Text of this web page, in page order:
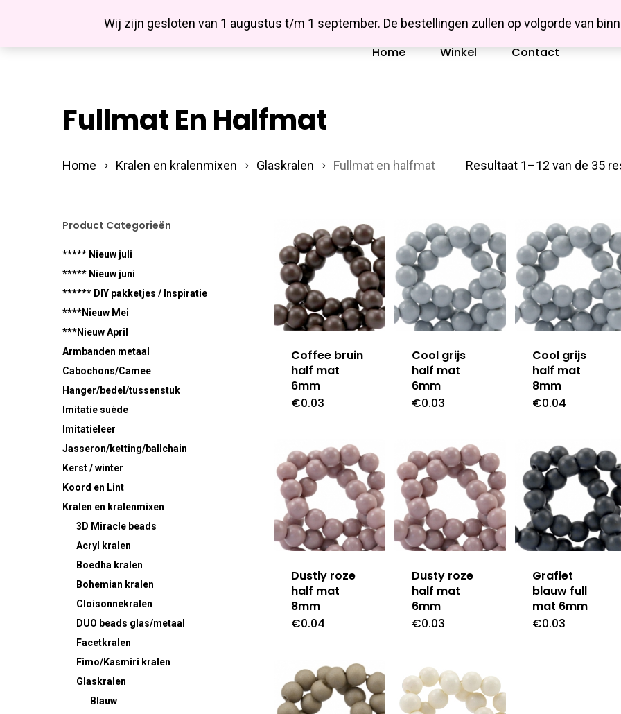
Wij zijn gesloten van 1 augustus t/m 1 september. De bestellingen zullen op volgorde van
Hit enter to search or ESC to close
Missbluesieraden
Facebook
Home Winkel Contact
Fullmat En Halfmat
Resultaat 1–12 van de 35
Home Kralen en kralenmixen Glaskralen Fullmat en halfmat
Product Categorieën
***** Nieuw juli
***** Nieuw juni
****** DIY pakketjes / Inspiratie
****Nieuw Mei
***Nieuw April
Armbanden metaal
Cabochons/Camee
Hanger/bedel/tussenstuk
Imitatie suède
Imitatieleer
Jasseron/ketting/ballchain
Kerst / winter
Koord en Lint
Kralen en kralenmixen
3D Miracle beads
Acryl kralen
Boedha kralen
Bohemian kralen
Cloisonnekralen
DUO beads glas/metaal
Facetkralen
Fimo/Kasmiri kralen
Glaskralen
Blauw
Coffee bruin
half mat
6mm
€0.03
Cool grijs
half mat
6mm
€0.03
Cool grijs
half mat
8mm
€0.04
Dustiy roze
half mat
8mm
€0.04
Dusty roze
half mat
6mm
€0.03
Grafiet
blauw full
mat 6mm
€0.03